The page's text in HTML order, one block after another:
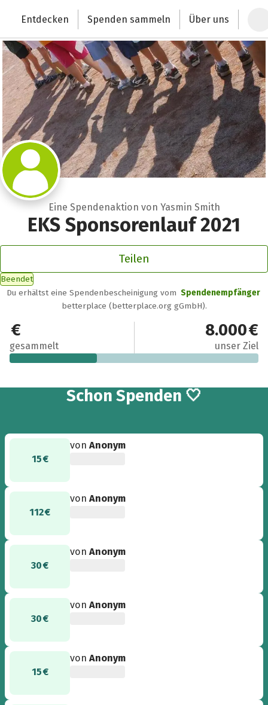
Deutschlands größte Spendenplattform
Entdecken Spenden sammeln Über uns
Eine Spendenaktion von Yasmin Smith
EKS Sponsorenlauf 2021
Teilen
Beendet
Du erhältst eine Spendenbescheinigung vom Spendenempfänger
betterplace (betterplace.org gGmbH).
2.773,90 €
gesammelt
8.000 €
unser Ziel
Schon 38
Spenden 🤍
15 €
vonAnonym
112 €
vonAnonym
30 €
vonAnonym
30 €
vonAnonym
15 €
vonAnonym